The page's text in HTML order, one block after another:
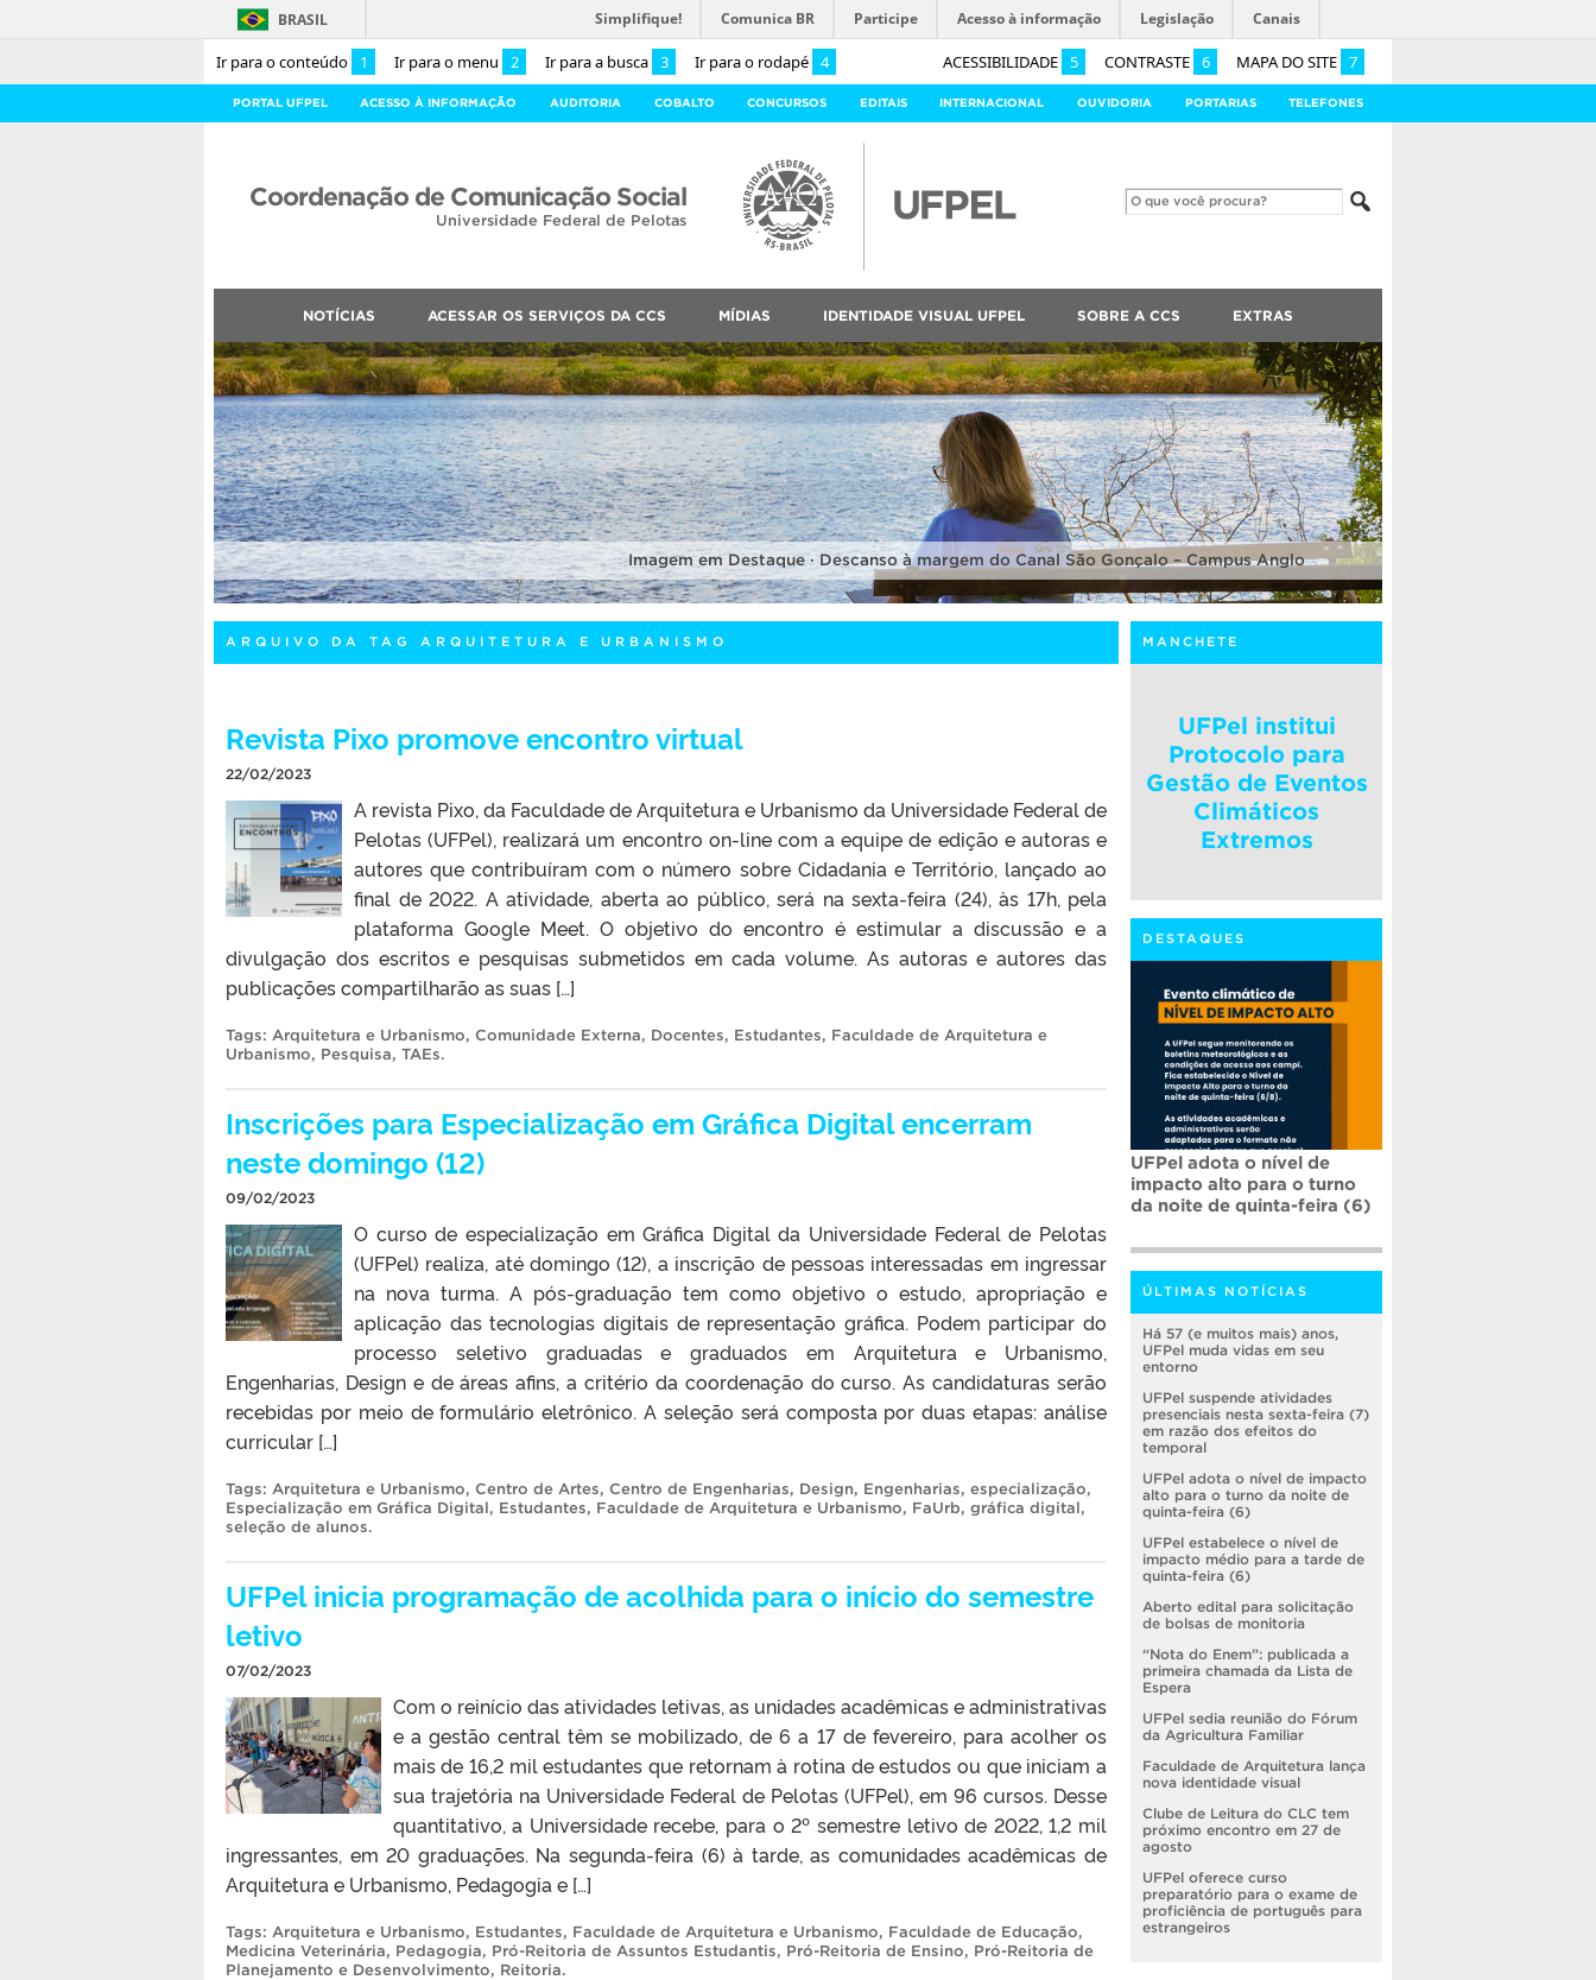
Ir para o conteúdo 1 Ir para o menu 2 Ir para a busca 3 Ir para o rodapé 4 ACESSIBILIDADE 5 CONTRASTE 6 MAPA DO SITE 7
BRASIL Simplifique! Comunica BR Participe Acesso à informação Legislação Canais
PORTAL UFPEL ACESSO À INFORMAÇÃO AUDITORIA COBALTO CONCURSOS EDITAIS INTERNACIONAL OUVIDORIA PORTARIAS TELEFONES
Coordenação de Comunicação Social
Universidade Federal de Pelotas
NOTÍCIAS ACESSAR OS SERVIÇOS DA CCS MÍDIAS IDENTIDADE VISUAL UFPEL SOBRE A CCS EXTRAS
Imagem em Destaque · Descanso à margem do Canal São Gonçalo – Campus Anglo
ARQUIVO DA TAG ARQUITETURA E URBANISMO
Revista Pixo promove encontro virtual
22/02/2023
A revista Pixo, da Faculdade de Arquitetura e Urbanismo da Universidade Federal de
Pelotas (UFPel), realizará um encontro on-line com a equipe de edição e autoras e
autores que contribuíram com o número sobre Cidadania e Território, lançado ao
final de 2022. A atividade, aberta ao público, será na sexta-feira (24), às 17h, pela
plataforma Google Meet. O objetivo do encontro é estimular a discussão e a
divulgação dos escritos e pesquisas submetidos em cada volume. As autoras e autores das
publicações compartilharão as suas […]
Tags: Arquitetura e Urbanismo, Comunidade Externa, Docentes, Estudantes, Faculdade de Arquitetura e
Urbanismo, Pesquisa, TAEs.
Inscrições para Especialização em Gráfica Digital encerram
neste domingo (12)
09/02/2023
O curso de especialização em Gráfica Digital da Universidade Federal de Pelotas
(UFPel) realiza, até domingo (12), a inscrição de pessoas interessadas em ingressar
na nova turma. A pós-graduação tem como objetivo o estudo, apropriação e
aplicação das tecnologias digitais de representação gráfica. Podem participar do
processo seletivo graduadas e graduados em Arquitetura e Urbanismo,
Engenharias, Design e de áreas afins, a critério da coordenação do curso. As candidaturas serão
recebidas por meio de formulário eletrônico. A seleção será composta por duas etapas: análise
curricular […]
Tags: Arquitetura e Urbanismo, Centro de Artes, Centro de Engenharias, Design, Engenharias, especialização,
Especialização em Gráfica Digital, Estudantes, Faculdade de Arquitetura e Urbanismo, FaUrb, gráfica digital,
seleção de alunos.
UFPel inicia programação de acolhida para o início do semestre
letivo
07/02/2023
Com o reinício das atividades letivas, as unidades acadêmicas e administrativas
e a gestão central têm se mobilizado, de 6 a 17 de fevereiro, para acolher os
mais de 16,2 mil estudantes que retornam à rotina de estudos ou que iniciam a
sua trajetória na Universidade Federal de Pelotas (UFPel), em 96 cursos. Desse
quantitativo, a Universidade recebe, para o 2º semestre letivo de 2022, 1,2 mil
ingressantes, em 20 graduações. Na segunda-feira (6) à tarde, as comunidades acadêmicas de
Arquitetura e Urbanismo, Pedagogia e […]
Tags: Arquitetura e Urbanismo, Estudantes, Faculdade de Arquitetura e Urbanismo, Faculdade de Educação,
Medicina Veterinária, Pedagogia, Pró-Reitoria de Assuntos Estudantis, Pró-Reitoria de Ensino, Pró-Reitoria de
Planejamento e Desenvolvimento, Reitoria.
MANCHETE
UFPel institui
Protocolo para
Gestão de Eventos
Climáticos
Extremos
DESTAQUES
UFPel adota o nível de
impacto alto para o turno
da noite de quinta-feira (6)
ÚLTIMAS NOTÍCIAS
Há 57 (e muitos mais) anos,
UFPel muda vidas em seu
entorno
UFPel suspende atividades
presenciais nesta sexta-feira (7)
em razão dos efeitos do
temporal
UFPel adota o nível de impacto
alto para o turno da noite de
quinta-feira (6)
UFPel estabelece o nível de
impacto médio para a tarde de
quinta-feira (6)
Aberto edital para solicitação
de bolsas de monitoria
“Nota do Enem”: publicada a
primeira chamada da Lista de
Espera
UFPel sedia reunião do Fórum
da Agricultura Familiar
Faculdade de Arquitetura lança
nova identidade visual
Clube de Leitura do CLC tem
próximo encontro em 27 de
agosto
UFPel oferece curso
preparatório para o exame de
proficiência de português para
estrangeiros